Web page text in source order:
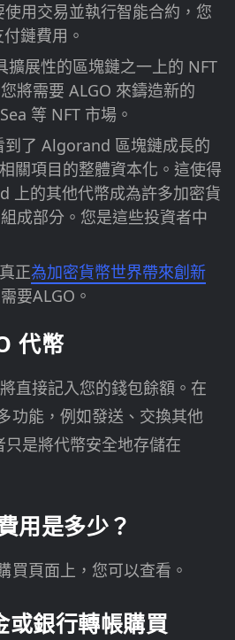
使用交易並執行智能合約，您
鏈費用。
擴展性的區塊鏈之一上的 NFT
將需要 ALGO 來鑄造新的
等 NFT 市場。
到了 Algorand 區塊鏈成長的
關項目的整體資本化。這使得
上的其他代幣成為許多加密貨
成部分。您是這些投資者中
正為加密貨幣世界帶來創新
要ALGO。
代幣
直接記入您的錢包餘額。在
功能，例如發送、交換其他
是將代幣安全地存儲在
用是多少？
買頁面上，您可以查看。
或銀行轉帳購買